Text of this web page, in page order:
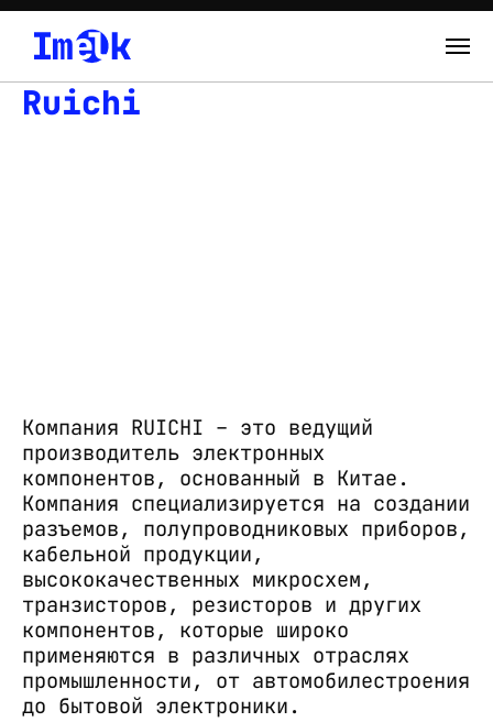
Ruichi
Компания RUICHI – это ведущий
производитель электронных
компонентов, основанный в Китае.
Компания специализируется на создании
разъемов, полупроводниковых приборов,
кабельной продукции,
высококачественных микросхем,
транзисторов, резисторов и других
компонентов, которые широко
применяются в различных отраслях
промышленности, от автомобилестроения
до бытовой электроники.